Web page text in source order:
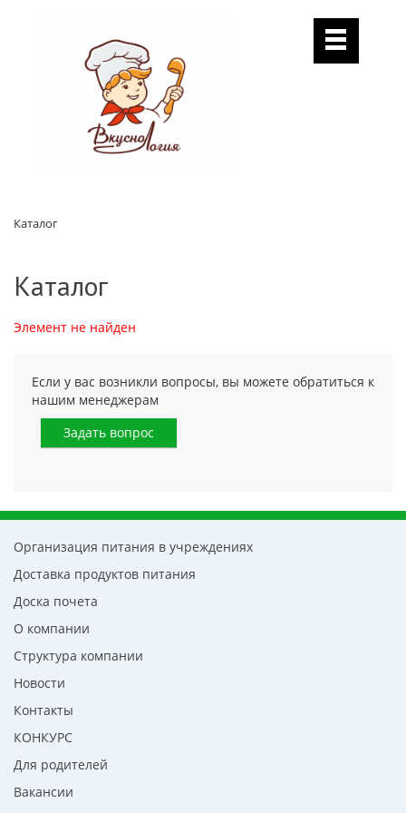
Каталог
Каталог
Элемент не найден
Если у вас возникли вопросы, вы можете обратиться к
нашим менеджерам
Задать вопрос
Организация питания в учреждениях
Доставка продуктов питания
Доска почета
О компании
Структура компании
Новости
Контакты
КОНКУРС
Для родителей
Вакансии